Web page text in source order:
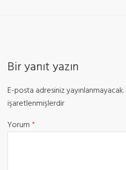
Bir yanıt yazın
E-posta adresiniz yayınlanmayacak.
işaretlenmişlerdir
Yorum*